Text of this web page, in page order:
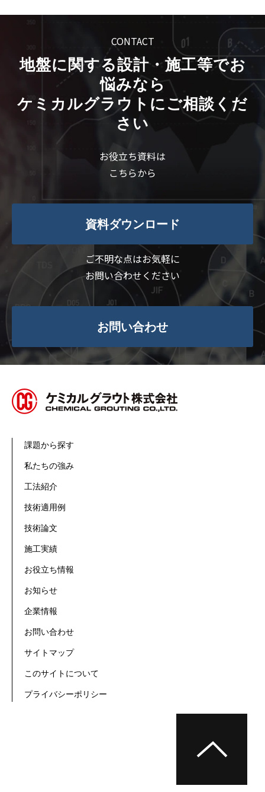
CONTACT
地盤に関する設計・施工等でお
悩みなら
ケミカルグラウトにご相談くだ
さい
お役立ち資料は
こちらから
資料ダウンロード
ご不明な点はお気軽に
お問い合わせください
お問い合わせ
課題から探す
私たちの強み
工法紹介
技術適用例
技術論文
施工実績
お役立ち情報
お知らせ
企業情報
お問い合わせ
サイトマップ
このサイトについて
プライバシーポリシー